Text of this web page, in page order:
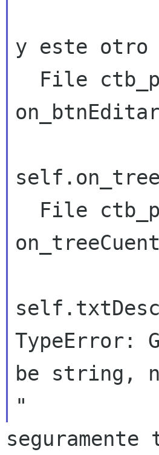
y este
TypeError:
be string,